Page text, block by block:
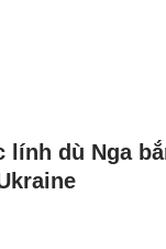
lính dù Nga